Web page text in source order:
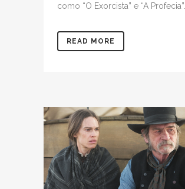
como “O Exorcista” e “A Profecia”...
READ MORE